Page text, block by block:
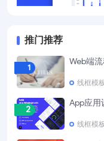
推门推荐
1
线框模板
2
App应用
线框模板